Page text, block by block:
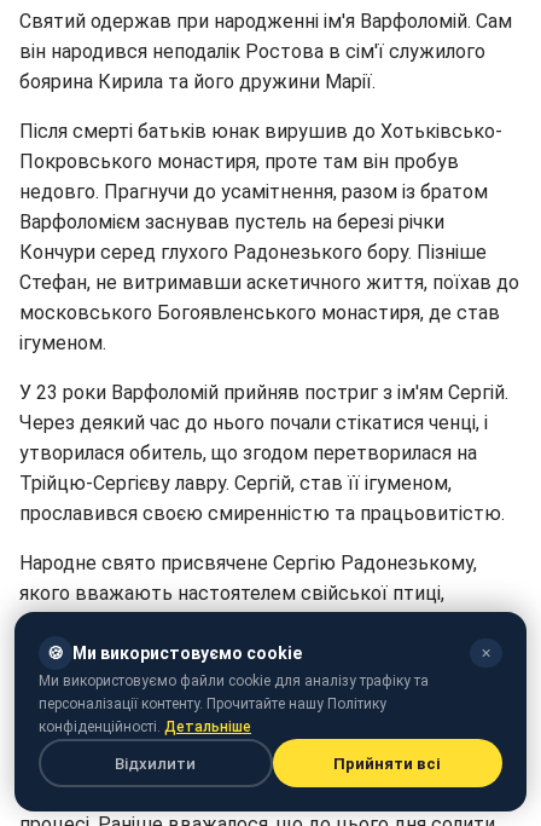
Святий одержав при народженні ім'я Варфоломій. Сам
він народився неподалік Ростова в сім'ї служилого
боярина Кирила та його дружини Марії.
Після смерті батьків юнак вирушив до Хотьківсько-
Покровського монастиря, проте там він пробув
недовго. Прагнучи до усамітнення, разом із братом
Варфоломієм заснував пустель на березі річки
Кончури серед глухого Радонезького бору. Пізніше
Стефан, не витримавши аскетичного життя, поїхав до
московського Богоявленського монастиря, де став
ігуменом.
У 23 роки Варфоломій прийняв постриг з ім'ям Сергій.
Через деякий час до нього почали стікатися ченці, і
утворилася обитель, що згодом перетворилася на
Трійцю-Сергієву лавру. Сергій, став її ігуменом,
прославився своєю смиренністю та працьовитістю.
Народне свято присвячене Сергію Радонезькому,
якого вважають настоятелем свійської птиці,
особливо курей. Чому так сталося – досі неясно.
Можливо тому, що курячий бульйон піднімає на ноги
тяжкохворих, а старий і молодий організм добре
засвоює куряче м'ясо.
У цей день наші пращури починали консервацію і
засолювання капусти.Уся сім'я брала участь у цьому
🍪 Ми використовуємо cookie ✕
Ми використовуємо файли cookie для аналізу трафіку та
персоналізації контенту. Прочитайте нашу Політику
конфіденційності. Детальніше
Відхилити Прийняти всі